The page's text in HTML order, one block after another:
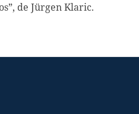
de Jürgen Klaric.